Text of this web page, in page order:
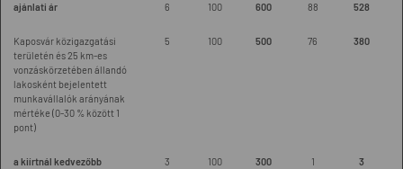
ajánlati ár 6 100 600 88 528
Kaposvár közigazgatási
területén és 25 km-es
vonzáskörzetében állandó
lakosként bejelentett
munkavállalók arányának
mértéke (0-30 % között 1
pont)
5 100 500 76 380
a kiírtnál kedvezőbb
3 100 300 1 3